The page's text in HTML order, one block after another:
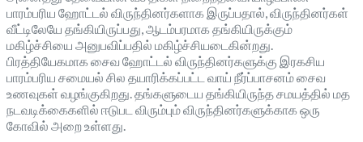
பாரம்பரிய ஹோட்டல் விருந்தினர்களாக இருப்பதால், விருந்தினர்கள்
வீட்டிலேயே தங்கியிருப்பது, ஆடம்பரமாக தங்கியிருக்கும்
மகிழ்ச்சியை அனுபவிப்பதில் மகிழ்ச்சியடைகின்றது.
பிரத்தியேகமாக சைவ ஹோட்டல் விருந்தினர்களுக்கு இரகசிய
பாரம்பரிய சமையல் சில தயாரிக்கப்பட்ட வாய் நீர்ப்பாசனம் சைவ
உணவுகள் வழங்குகிறது. தங்களுடைய தங்கியிருந்த சமயத்தில் மத
நடவடிக்கைகளில் ஈடுபட விரும்பும் விருந்தினர்களுக்காக ஒரு
கோவில் அறை உள்ளது.